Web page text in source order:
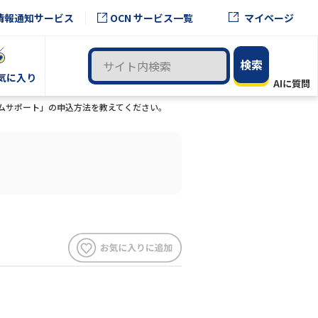
報通知サービス OCN サービス一覧 マイページ
に入り
サポート」の申込方法を教えてください。